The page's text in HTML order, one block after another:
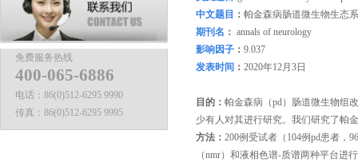
免费服务热线
400-065-6886
电话： 86(0)512-6295 9990
传真： 86(0)512-6295 9995
中文题目 ： 帕金森病肠道微生物生态
期刊名 ： annals of neurology
影响因子 ： 9.037
发表时间 ： 2020年12月3日
目的： 帕金森病（pd）肠道微生物组
少有人对其进行研究。我们研究了帕
方法： 200例受试者（104例pd患者，
（nmr）和液相色谱-质谱两种平台进